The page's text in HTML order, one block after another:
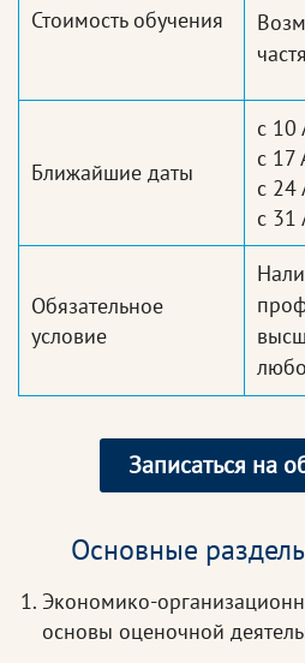
Стоимость обучения
Ближайшие даты
с 10
с 17
с 24
с 31
Обязательное
условие
Записаться на
Основные
Экономико-
основы оценочной